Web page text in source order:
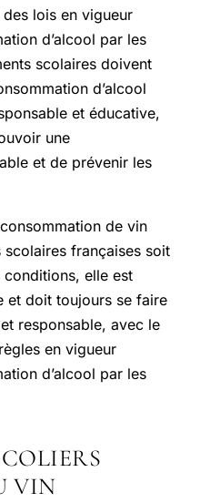
lois en vigueur
d’alcool par les
scolaires doivent
d’alcool
et éducative,
une
et de prévenir les
de vin
françaises soit
elle est
et doit toujours se faire
responsable, avec le
en vigueur
d’alcool par les
VIN